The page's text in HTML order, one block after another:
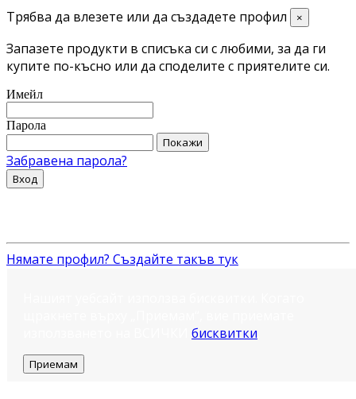
Трябва да влезете или да създадете профил ×
Запазете продукти в списъка си с любими, за да ги
купите по-късно или да споделите с приятелите си.
Имейл
Парола
Покажи
Забравена парола?
Вход
Нямате профил? Създайте такъв тук
бисквитки
Приемам